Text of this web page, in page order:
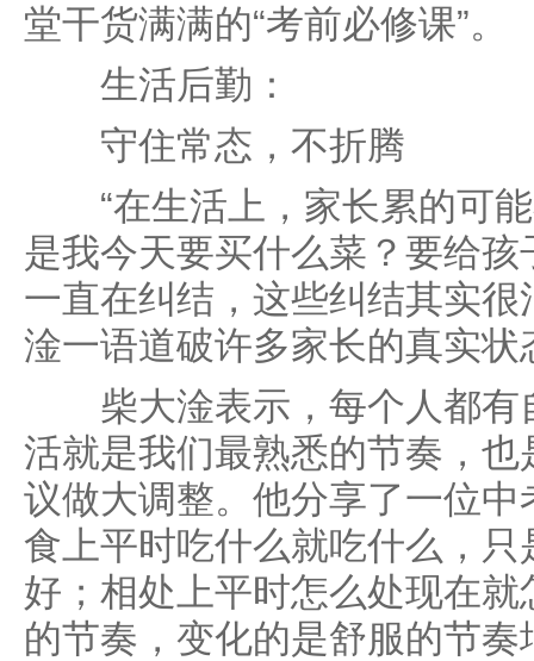
堂干货满满的“考前必修课”。
生活后勤：
守住常态，不折腾
“在生活上，家长累的可能
是我今天要买什么菜？要给
一直在纠结，这些纠结其实很
淦一语道破许多家长的真实状
柴大淦表示，每个人都有
活就是我们最熟悉的节奏，
议做大调整。他分享了一位
食上平时吃什么就吃什么，
好；相处上平时怎么处现在就
的节奏，变化的是舒服的节奏